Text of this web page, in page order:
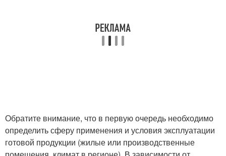
Обратите внимание, что в первую очередь необходимо
определить сферу применения и условия эксплуатации
готовой продукции (жилые или производственные